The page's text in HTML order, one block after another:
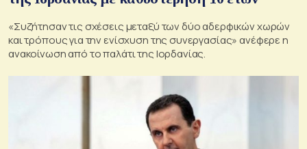
«Συζήτησαν τις σχέσεις μεταξύ των δύο αδερφικών χωρών
και τρόπους για την ενίσχυση της συνεργασίας» ανέφερε η
ανακοίνωση από το παλάτι της Ιορδανίας.